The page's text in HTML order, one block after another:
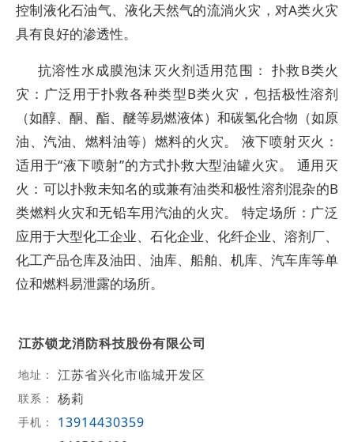
控制液化石油气、液化天然气的流淌火灾，对A类火灾
具有良好的渗透性。
抗溶性水成膜泡沫灭火剂适用范围： 扑救B类火
灾：广泛用于扑救各种类型B类火灾，包括极性溶剂
（如醇、酮、酯、醚等易燃液体）和碳氢化合物（如原
油、汽油、燃料油等）燃料的火灾。 液下喷射灭火：
适用于“液下喷射”的方式扑救大型油罐火灾。 通用灭
火：可以扑救未知名的或兼有油类和极性溶剂混杂的B
类燃料火灾和无铅车用汽油的火灾。 特定场所：广泛
应用于大型化工企业、石化企业、化纤企业、溶剂厂、
化工产品仓库及油田、油库、船舶、机库、汽车库等单
位和燃料易泄露的场所。
江苏锁龙消防科技股份有限公司
地址： 江苏省兴化市临城开发区
联系： 杨莉
手机： 13914430359